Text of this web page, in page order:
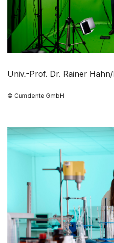
Univ.-Prof. Dr. Rainer
© Cumdente GmbH